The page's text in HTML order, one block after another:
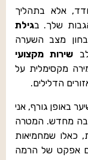
אלא בתהליך
שלך. בגילת
מצב השערה
שירות מקצועי
מקסימלית על
הדלילים.
באופן גורף, אני
מחדש. המטרה
כאלו שמחמיאות
אפקט של הרמה